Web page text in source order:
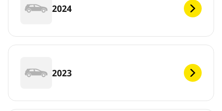
2024
2023